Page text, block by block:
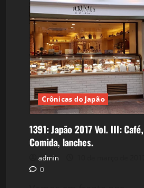
Crônicas do Japão
1391: Japão 2017 Vol. III: Café,
Comida, lanches.
admin
0